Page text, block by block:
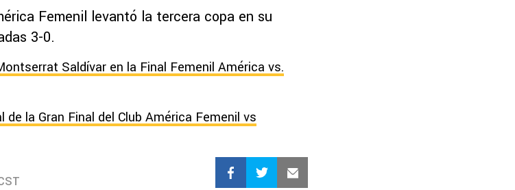
Femenil levantó la tercera copa en su
3-0.
Saldívar en la Final Femenil América vs.
de la Gran Final del Club América Femenil vs